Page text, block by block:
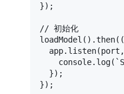
});
// 初始化
loadModel ().then(
  app.
listen(port,
console. log(
  });